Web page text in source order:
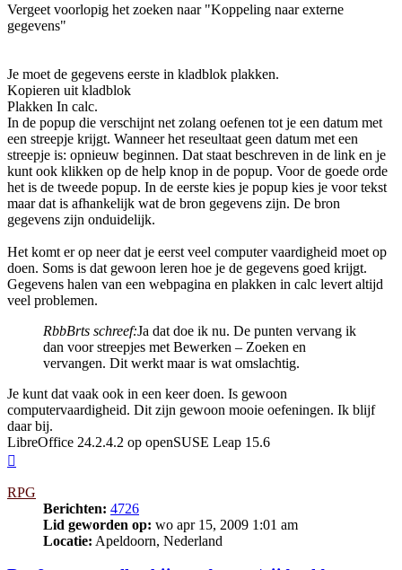
Vergeet voorlopig het zoeken naar "Koppeling naar externe
gegevens"
Je moet de gegevens eerste in kladblok plakken.
Kopieren uit kladblok
Plakken In calc.
In de popup die verschijnt net zolang oefenen tot je een datum met
een streepje krijgt. Wanneer het reseultaat geen datum met een
streepje is: opnieuw beginnen. Dat staat beschreven in de link en je
kunt ook klikken op de help knop in de popup. Voor de goede orde
het is de tweede popup. In de eerste kies je popup kies je voor tekst
maar dat is afhankelijk wat de bron gegevens zijn. De bron
gegevens zijn onduidelijk.
Het komt er op neer dat je eerst veel computer vaardigheid moet op
doen. Soms is dat gewoon leren hoe je de gegevens goed krijgt.
Gegevens halen van een webpagina en plakken in calc levert altijd
veel problemen.
RbbBrts schreef:Ja dat doe ik nu. De punten vervang ik
dan voor streepjes met Bewerken – Zoeken en
vervangen. Dit werkt maar is wat omslachtig.
Je kunt dat vaak ook in een keer doen. Is gewoon
computervaardigheid. Dit zijn gewoon mooie oefeningen. Ik blijf
daar bij.
LibreOffice 24.2.4.2 op openSUSE Leap 15.6
RPG
Berichten: 4726
Lid geworden op: wo apr 15, 2009 1:01 am
Locatie: Apeldoorn, Nederland